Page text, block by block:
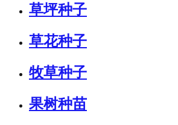
草坪种子
草花种子
牧草种子
果树种苗